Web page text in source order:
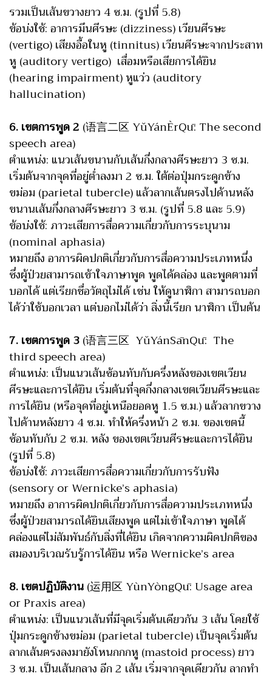
รวมเป็นเส้นขวางยาว 4 ซ.ม. (รูปที่ 5.8)
ข้อบ่งใช้: อาการมึนศีรษะ (dizziness) เวียนศีรษะ
(vertigo) เสียงอื้อในหู (tinnitus) เวียนศีรษะจากประสาท
หู (auditory vertigo) เสื่อมหรือเสียการได้ยิน
(hearing impairment) หูแว่ว (auditory
hallucination)
6. เขตการพูด 2 (语言二区 YǔYánÈrQū: The second
speech area)
ตำแหน่ง: แนวเส้นขนานกับเส้นกึ่งกลางศีรษะยาว 3 ซ.ม.
เริ่มต้นจากจุดที่อยู่ต่ำลงมา 2 ซ.ม. ใต้ต่อปุ่มกระดูกข้าง
ขม่อม (parietal tubercle) แล้วลากเส้นตรงไปด้านหลัง
ขนานเส้นกึ่งกลางศีรษะยาว 3 ซ.ม. (รูปที่ 5.8 และ 5.9)
ข้อบ่งใช้: ภาวะเสียการสื่อความเกี่ยวกับการระบุนาม
(nominal aphasia)
หมายถึง อาการผิดปกติเกี่ยวกับการสื่อความประเภทหนึ่ง
ซึ่งผู้ป่วยสามารถเข้าใจภาษาพูด พูดได้คล่อง และพูดตามที่
บอกได้ แต่เรียกชื่อวัตถุไม่ได้ เช่น ให้ดูนาฬิกา สามารถบอก
ได้ว่าใช้บอกเวลา แต่บอกไม่ได้ว่า สิ่งนี้เรียก นาฬิกา เป็นต้น
7. เขตการพูด 3(语言三区 YǔYánSānQū: The
third speech area)
ตำแหน่ง: เป็นแนวเส้นซ้อนทับกับครึ่งหลังของเขตเวียน
ศีรษะและการได้ยิน เริ่มต้นที่จุดกึ่งกลางเขตเวียนศีรษะและ
การได้ยิน (หรือจุดที่อยู่เหนือยอดหู 1.5 ซ.ม.) แล้วลากขวาง
ไปด้านหลังยาว 4 ซ.ม. ทำให้ครึ่งหน้า 2 ซ.ม. ของเขตนี้
ซ้อนทับกับ 2 ซ.ม. หลัง ของเขตเวียนศีรษะและการได้ยิน
(รูปที่ 5.8)
ข้อบ่งใช้: ภาวะเสียการสื่อความเกี่ยวกับการรับฟัง
(sensory or Wernicke’s aphasia)
หมายถึง อาการผิดปกติเกี่ยวกับการสื่อความประเภทหนึ่ง
ซึ่งผู้ป่วยสามารถได้ยินเสียงพูด แต่ไม่เข้าใจภาษา พูดได้
คล่องแต่ไม่สัมพันธ์กับสิ่งที่ได้ยิน เกิดจากความผิดปกติของ
สมองบริเวณรับรู้การได้ยิน หรือ Wernicke’s area
8. เขตปฏิบัติงาน(运用区 YùnYòngQū: Usage area
or Praxis area)
ตำแหน่ง: เป็นแนวเส้นที่มีจุดเริ่มต้นเดียวกัน 3 เส้น โดยใช้
ปุ่มกระดูกข้างขม่อม (parietal tubercle) เป็นจุดเริ่มต้น
ลากเส้นตรงลงมายังโหนกกกหู (mastoid process) ยาว
3 ซ.ม. เป็นเส้นกลาง อีก 2 เส้น เริ่มจากจุดเดียวกัน ลากทำ